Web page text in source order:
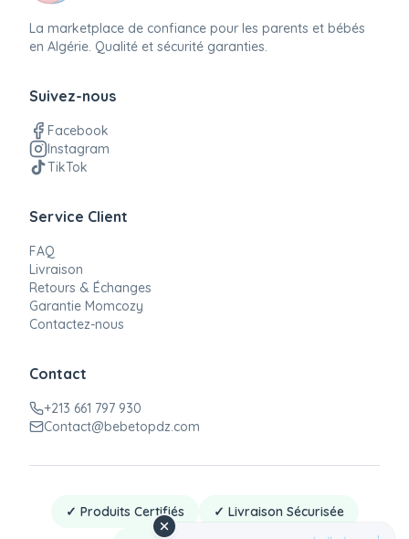
La marketplace de confiance pour les parents et bébés
en Algérie. Qualité et sécurité garanties.
Suivez-nous
Facebook
Instagram
TikTok
Service Client
FAQ
Livraison
Retours & Échanges
Garantie Momcozy
Contactez-nous
Contact
+213 661 797 930
Contact@bebetopdz.com
✓ Produits Certifiés
✓ Livraison Sécurisée